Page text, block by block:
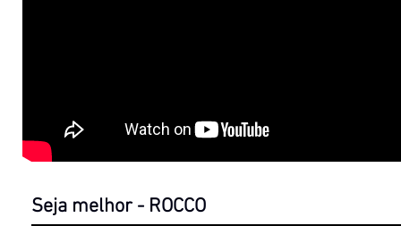
Seja melhor - ROCCO